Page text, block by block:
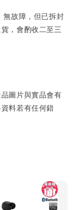
無故障，但已拆封
，會酌收二至三
圖片與實品會有
料若有任何錯